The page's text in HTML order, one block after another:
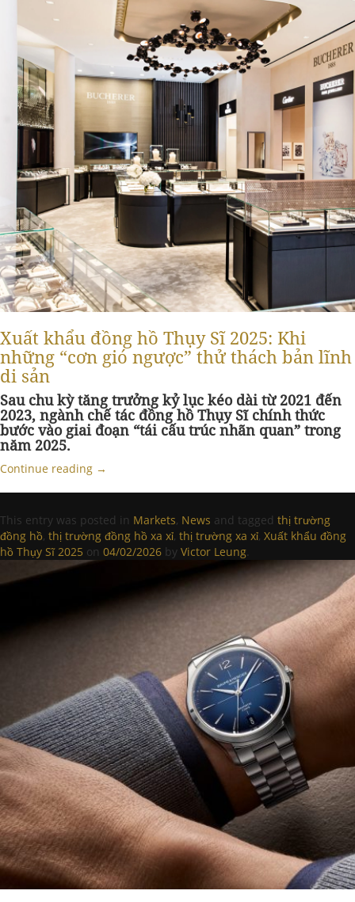
Xuất khẩu đồng hồ Thụy Sĩ 2025: Khi
những “cơn gió ngược” thử thách bản lĩnh
di sản
Sau chu kỳ tăng trưởng kỷ lục kéo dài từ 2021 đến
2023, ngành chế tác đồng hồ Thụy Sĩ chính thức
bước vào giai đoạn “tái cấu trúc nhãn quan” trong
năm 2025.
Continue reading →
This entry was posted in Markets, News and tagged thị trường
đồng hồ, thị trường đồng hồ xa xỉ, thị trường xa xỉ, Xuất khẩu đồng
hồ Thụy Sĩ 2025 on 04/02/2026 by Victor Leung.